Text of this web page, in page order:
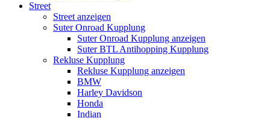
Street
Street anzeigen
Suter Onroad Kupplung
Suter Onroad Kupplung anzeigen
Suter BTL Antihopping Kupplung
Rekluse Kupplung
Rekluse Kupplung anzeigen
BMW
Harley Davidson
Honda
Indian